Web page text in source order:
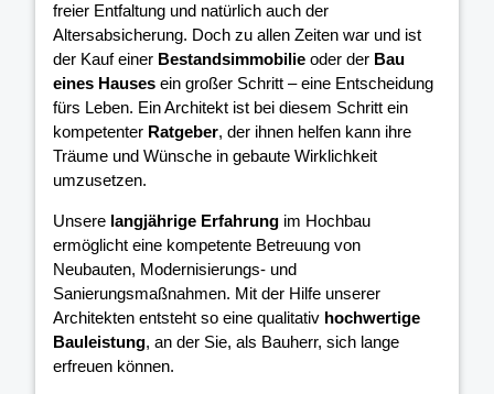
freier Entfaltung und natürlich auch der
Altersabsicherung. Doch zu allen Zeiten war und ist
der Kauf einer Bestandsimmobilie oder der Bau
eines Hauses ein großer Schritt – eine Entscheidung
fürs Leben. Ein Architekt ist bei diesem Schritt ein
kompetenter Ratgeber, der ihnen helfen kann ihre
Träume und Wünsche in gebaute Wirklichkeit
umzusetzen.
Unsere langjährige Erfahrung im Hochbau
ermöglicht eine kompetente Betreuung von
Neubauten, Modernisierungs- und
Sanierungsmaßnahmen. Mit der Hilfe unserer
Architekten entsteht so eine qualitativ hochwertige
Bauleistung, an der Sie, als Bauherr, sich lange
erfreuen können.